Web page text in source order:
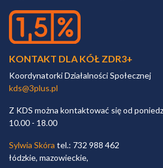
KONTAKT DLA KÓŁ ZDR3+
Koordynatorki Działalności Społecznej
kds@3plus.pl
Z KDS można kontaktować się od
10.00 - 18.00
Sylwia Skóra tel.: 732 988 462
łódzkie, mazowieckie,